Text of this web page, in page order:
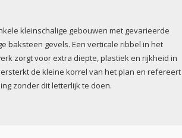
kleinschalige gebouwen met gevarieerde
baksteen gevels. Een verticale ribbel in het
zorgt voor extra diepte, plastiek en rijkheid in
de kleine korrel van het plan en refereert
zonder dit letterlijk te doen.